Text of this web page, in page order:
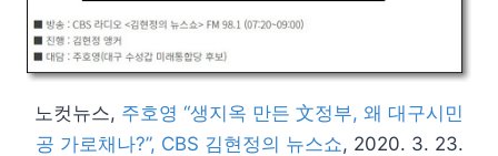
노컷뉴스, 주호영 “생지옥 만든 文정부, 왜 대구시민
공 가로채나?”, CBS 김현정의 뉴스쇼, 2020. 3. 23.